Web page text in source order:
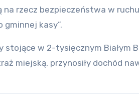
na rzecz bezpieczeństwa w
gminnej kasy”.
stojące w 2-tysięcznym Białym
miejską, przynosiły dochód